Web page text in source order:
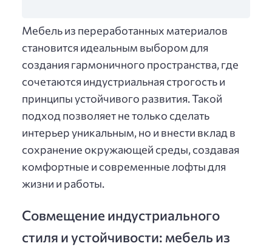
Мебель из переработанных материалов
становится идеальным выбором для
создания гармоничного пространства, где
сочетаются индустриальная строгость и
принципы устойчивого развития. Такой
подход позволяет не только сделать
интерьер уникальным, но и внести вклад в
сохранение окружающей среды, создавая
комфортные и современные лофты для
жизни и работы.
Совмещение индустриального
стиля и устойчивости: мебель из